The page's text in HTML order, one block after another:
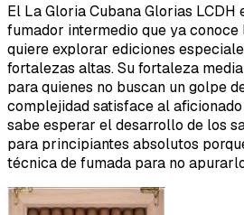
El La Gloria Cubana Glorias LCDH
fumador intermedio que ya
quiere explorar ediciones
fortalezas altas. Su fortaleza
para quienes no buscan un golpe
complejidad satisface al
sabe esperar el desarrollo de los
para principiantes absolutos
técnica de fumada para no